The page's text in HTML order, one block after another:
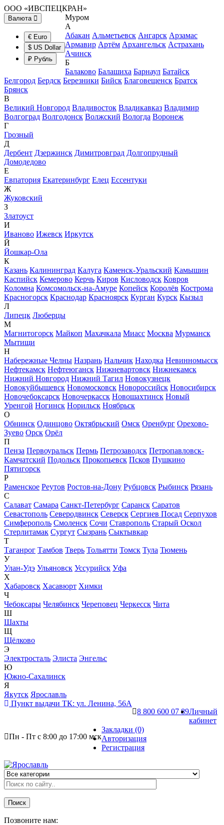
ООО «ИВСПЕЦКРАН»
Валюта
€ Euro
$ US Dollar
₽ Рубль
Муром
А
Абакан Альметьевск Ангарск Арзамас
Армавир Артём Архангельск Астрахань
Ачинск
Б
Балаково Балашиха Барнаул Батайск
Белгород Бердск Березники Бийск Благовещенск Братск
Брянск
В
Великий Новгород Владивосток Владикавказ Владимир
Волгоград Волгодонск Волжский Вологда Воронеж
Г
Грозный
Д
Дербент Дзержинск Димитровград Долгопрудный
Домодедово
Е
Евпатория Екатеринбург Елец Ессентуки
Ж
Жуковский
З
Златоуст
И
Иваново Ижевск Иркутск
Й
Йошкар-Ола
К
Казань Калининград Калуга Каменск-Уральский Камышин
Каспийск Кемерово Керчь Киров Кисловодск Ковров
Коломна Комсомольск-на-Амуре Копейск Королёв Кострома
Красногорск Краснодар Красноярск Курган Курск Кызыл
Л
Липецк Люберцы
М
Магнитогорск Майкоп Махачкала Миасс Москва Мурманск
Мытищи
Н
Набережные Челны Назрань Нальчик Находка Невинномысск
Нефтекамск Нефтеюганск Нижневартовск Нижнекамск
Нижний Новгород Нижний Тагил Новокузнецк
Новокуйбышевск Новомосковск Новороссийск Новосибирск
Новочебоксарск Новочеркасск Новошахтинск Новый
Уренгой Ногинск Норильск Ноябрьск
О
Обнинск Одинцово Октябрьский Омск Оренбург Орехово-
Зуево Орск Орёл
П
Пенза Первоуральск Пермь Петрозаводск Петропавловск-
Камчатский Подольск Прокопьевск Псков Пушкино
Пятигорск
Р
Раменское Реутов Ростов-на-Дону Рубцовск Рыбинск Рязань
С
Салават Самара Санкт-Петербург Саранск Саратов
Севастополь Северодвинск Северск Сергиев Посад Серпухов
Симферополь Смоленск Сочи Ставрополь Старый Оскол
Стерлитамак Сургут Сызрань Сыктывкар
Т
Таганрог Тамбов Тверь Тольятти Томск Тула Тюмень
У
Улан-Удэ Ульяновск Уссурийск Уфа
Х
Хабаровск Хасавюрт Химки
Ч
Чебоксары Челябинск Череповец Черкесск Чита
Ш
Шахты
Щ
Щёлково
Э
Электросталь Элиста Энгельс
Ю
Южно-Сахалинск
Я
Якутск Ярославль
Пункт выдачи ТК: ул. Ленина, 56А
8 800 600 07 89
Пн - Пт с 8:00 до 17:00 мск
Личный
кабинет
Закладки (0)
Авторизация
Регистрация
Поиск
Позвоните нам: